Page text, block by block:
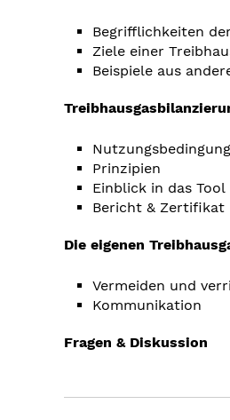
Begrifflichkeiten
Ziele einer
Beispiele aus
Prinzipien
Einblick in das Tool
Bericht & Zertifikat
Die eigenen
Vermeiden und
Kommunikation
Fragen & Diskussion